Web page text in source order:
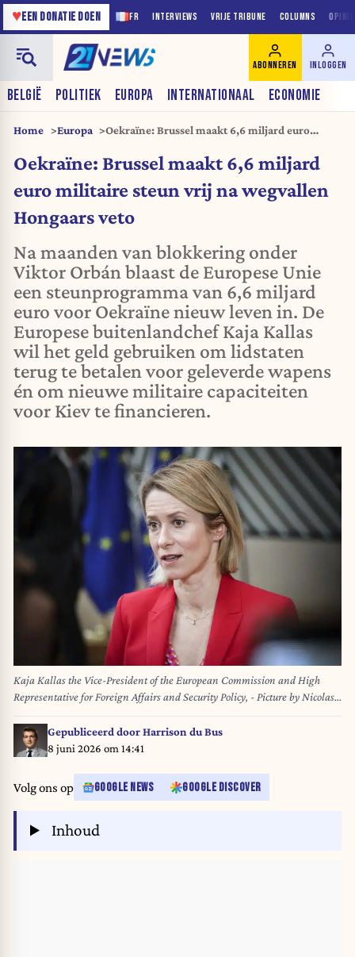
FR INTERVIEWS VRIJE TRIBUNE COLUMNS
♥EEN DONATIE DOEN
BELGIË POLITIEK EUROPA INTERNATIONAAL ECONOMIE
ABONNEREN INLOGGEN
Home Europa
Oekraïne: Brussel maakt 6,6 miljard euro
Oekraïne: Brussel maakt 6,6 miljard
euro militaire steun vrij na wegvallen
Hongaars veto
Na maanden van blokkering onder
Viktor Orbán blaast de Europese Unie
een steunprogramma van 6,6 miljard
euro voor Oekraïne nieuw leven in. De
Europese buitenlandchef Kaja Kallas
wil het geld gebruiken om lidstaten
terug te betalen voor geleverde wapens
én om nieuwe militaire capaciteiten
voor Kiev te financieren.
Kaja Kallas the Vice-President of the European Commission and High
Representative for Foreign Affairs and Security Policy, - Picture by Nicolas
Economou/NurPhoto
Gepubliceerd doorHarrison du Bus
8 juni 2026 om 14:41
Volg ons op GOOGLE NEWS GOOGLE DISCOVER
Inhoud